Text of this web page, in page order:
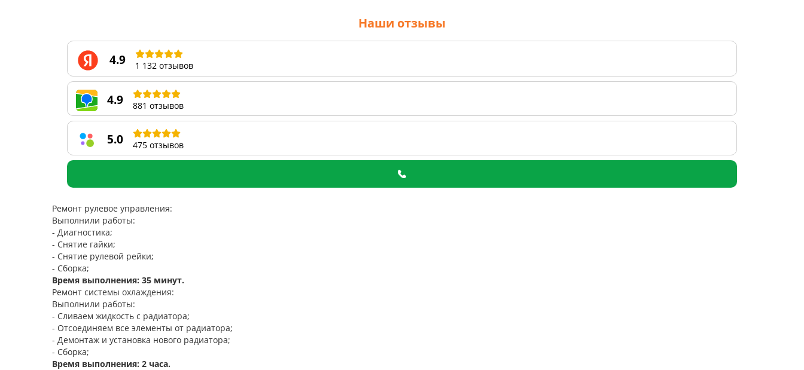
Наши отзывы
4.9 1 132 отзывов
4.9 881 отзывов
5.0 475 отзывов
Ремонт рулевое управления:
Выполнили работы:
- Диагностика;
- Снятие гайки;
- Снятие рулевой рейки;
- Сборка;
Время выполнения: 35 минут.
Ремонт системы охлаждения:
Выполнили работы:
- Сливаем жидкость с радиатора;
- Отсоединяем все элементы от радиатора;
- Демонтаж и установка нового радиатора;
- Сборка;
Время выполнения: 2 часа.